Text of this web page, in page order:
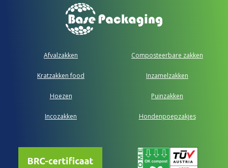
Afvalzakken Composteerbare zakken
Kratzakken food Inzamelzakken
Hoezen Puinzakken
Incozakken Hondenpoepzakjes